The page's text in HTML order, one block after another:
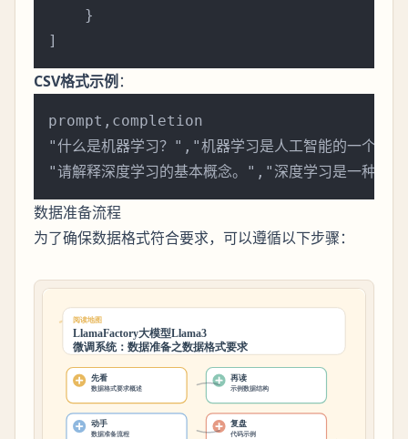
}
]
CSV格式示例 ：
prompt,completion
"什么是机器学习？","机器学习是人工智能的一个分
数据准备流程
为了确保数据格式符合要求，可以遵循以下步骤：